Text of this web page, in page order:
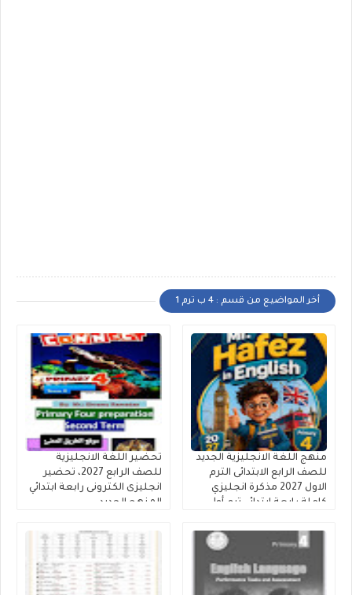
أخر المواضيع من قسم : 4 ب ترم 1
منهج اللغة الانجليزية الجديد
للصف الرابع الابتدائى الترم
الاول 2027 مذكرة انجليزي
كاملة رابعة ابتدائي ترم أول
تحضير اللغة الانجليزية
للصف الرابع 2027، تحضير
انجليزى الكترونى رابعة ابتدائي
المنهج الجديد